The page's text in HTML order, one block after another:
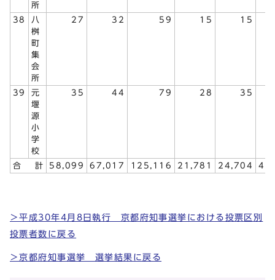
所
38
八
桝
町
集
会
所
27 32 59 15 15
39
元
堰
源
小
学
校
35 44 79 28 35
合 計 58,099 67,017 125,116 21,781 24,704
＞平成30年4月8日執行 京都府知事選挙における投票区別
投票者数に戻る
＞京都府知事選挙 選挙結果に戻る